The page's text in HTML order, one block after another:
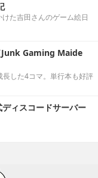
た吉田さんのゲーム絵日
Junk Gaming Maide
した4コマ。単行本も好評
ィスコードサーバー